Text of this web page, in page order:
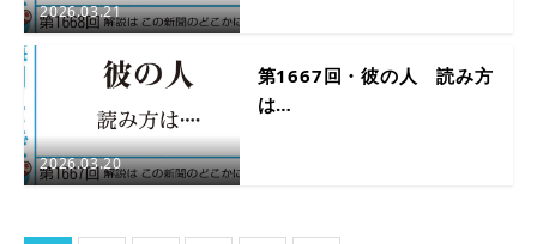
2026.03.21
2026.03.20
第1667回・彼の人 読み方
は…